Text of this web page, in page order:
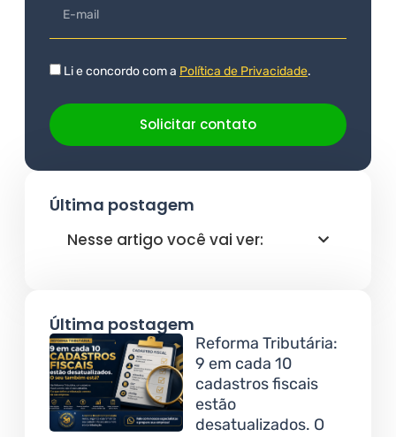
Li e concordo com a Política de Privacidade.
Solicitar contato
Última postagem
Nesse artigo você vai ver:
Última postagem
Reforma Tributária:
9 em cada 10
cadastros fiscais
estão
desatualizados. O